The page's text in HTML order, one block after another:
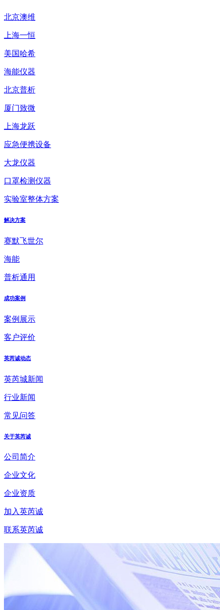
北京澳维
上海一恒
美国哈希
海能仪器
北京普析
厦门致微
上海龙跃
应急便携设备
大龙仪器
口罩检测仪器
实验室整体方案
解决方案
赛默飞世尔
海能
普析通用
成功案例
案例展示
客户评价
英芮诚动态
英芮城新闻
行业新闻
常见问答
关于英芮诚
公司简介
企业文化
企业资质
加入英芮诚
联系英芮诚